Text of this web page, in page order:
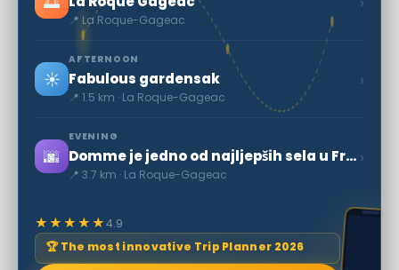
📍 La Roque-Gageac
☀️
AFTERNOON
Fabulous gardensak
📍 1.5 km · La Roque-Gageac
›
🌆
EVENING
Domme je jedno od najljepših sela u Francuskoj.
📍 3.7 km · La Roque-Gageac
›
★★★★★4.9
🏆 The most innovative Trip Planner 2026